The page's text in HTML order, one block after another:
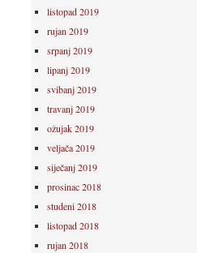
listopad 2019
rujan 2019
srpanj 2019
lipanj 2019
svibanj 2019
travanj 2019
ožujak 2019
veljača 2019
siječanj 2019
prosinac 2018
studeni 2018
listopad 2018
rujan 2018